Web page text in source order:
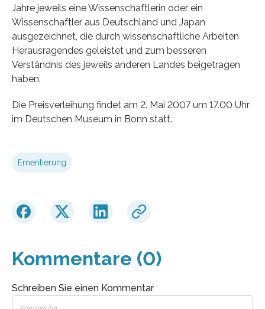
Jahre jeweils eine Wissenschaftlerin oder ein
Wissenschaftler aus Deutschland und Japan
ausgezeichnet, die durch wissenschaftliche Arbeiten
Herausragendes geleistet und zum besseren
Verständnis des jeweils anderen Landes beigetragen
haben.
Die Preisverleihung findet am 2. Mai 2007 um 17.00 Uhr
im Deutschen Museum in Bonn statt.
Emeritierung
Kommentare (0)
Schreiben Sie einen Kommentar